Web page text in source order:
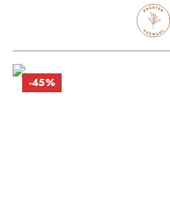
-45%